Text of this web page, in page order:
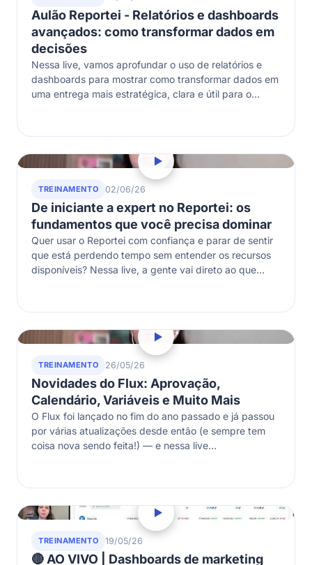
Aulão Reportei - Relatórios e dashboards
avançados: como transformar dados em
decisões
Nessa live, vamos aprofundar o uso de relatórios e
dashboards para mostrar como transformar dados em
uma entrega mais estratégica, clara e útil para o
TREINAMENTO 02/06/26
De iniciante a expert no Reportei: os
fundamentos que você precisa dominar
Quer usar o Reportei com confiança e parar de sentir
que está perdendo tempo sem entender os recursos
disponíveis? Nessa live, a gente vai direto ao que
TREINAMENTO 26/05/26
Novidades do Flux: Aprovação,
Calendário, Variáveis e Muito Mais
O Flux foi lançado no fim do ano passado e já passou
por várias atualizações desde então (e sempre tem
coisa nova sendo feita!) — e nessa live…
TREINAMENTO 19/05/26
🔴 AO VIVO | Dashboards de marketing